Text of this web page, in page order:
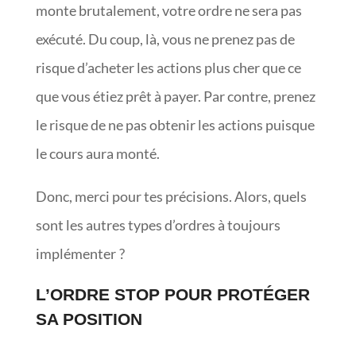
monte brutalement, votre ordre ne sera pas
exécuté. Du coup, là, vous ne prenez pas de
risque d’acheter les actions plus cher que ce
que vous étiez prêt à payer. Par contre, prenez
le risque de ne pas obtenir les actions puisque
le cours aura monté.
Donc, merci pour tes précisions. Alors, quels
sont les autres types d’ordres à toujours
implémenter ?
L’ORDRE STOP POUR PROTÉGER
SA POSITION